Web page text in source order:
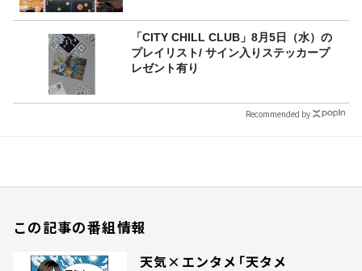
「CITY CHILL CLUB」8月5日（水）の
プレイリスト/ サイン入りステッカープ
レゼント有り
Recommended by
この記事の番組情報
天気×エンタメ「天タメ